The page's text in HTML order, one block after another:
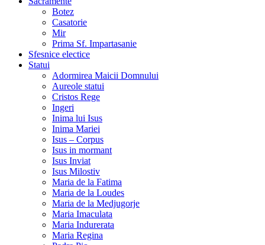
Botez
Casatorie
Mir
Prima Sf. Impartasanie
Sfesnice electice
Statui
Adormirea Maicii Domnului
Aureole statui
Cristos Rege
Ingeri
Inima lui Isus
Inima Mariei
Isus – Corpus
Isus in mormant
Isus Inviat
Isus Milostiv
Maria de la Fatima
Maria de la Loudes
Maria de la Medjugorje
Maria Imaculata
Maria Indurerata
Maria Regina